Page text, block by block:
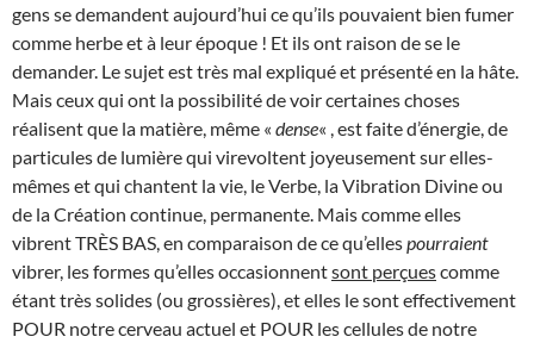
gens se demandent aujourd’hui ce qu’ils pouvaient bien fumer
comme herbe et à leur époque ! Et ils ont raison de se le
demander. Le sujet est très mal expliqué et présenté en la hâte.
Mais ceux qui ont la possibilité de voir certaines choses
réalisent que la matière, même « dense« , est faite d’énergie, de
particules de lumière qui virevoltent joyeusement sur elles-
mêmes et qui chantent la vie, le Verbe, la Vibration Divine ou
de la Création continue, permanente. Mais comme elles
vibrent TRÈS BAS, en comparaison de ce qu’ellespourraient
vibrer, les formes qu’elles occasionnentsont perçuescomme
étant très solides (ou grossières), et elles le sont effectivement
POUR notre cerveau actuel et POUR les cellules de notre